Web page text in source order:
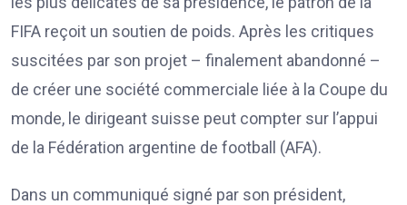
FIFA reçoit un soutien de poids. Après les critiques
suscitées par son projet – finalement abandonné –
de créer une société commerciale liée à la Coupe du
monde, le dirigeant suisse peut compter sur l’appui
de la Fédération argentine de football (AFA).
Dans un communiqué signé par son président,